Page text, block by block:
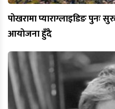
पोखरामा प्याराग्लाइडिङ पुनः
आयोजना हुँदै